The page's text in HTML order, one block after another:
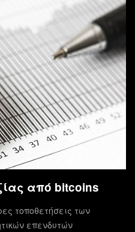
από bitcoins
τοποθετήσεις των
επενδυτών